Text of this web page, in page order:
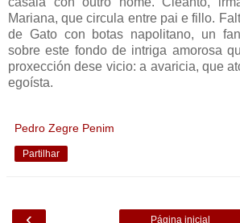
Mariana, que circula entre pai e fillo.
de Gato con botas napolitano, un
sobre este fondo de intriga amorosa
proxección dese vicio: a avaricia, que
egoísta.
Pedro Zegre Penim
Partilhar
‹ Página inicial